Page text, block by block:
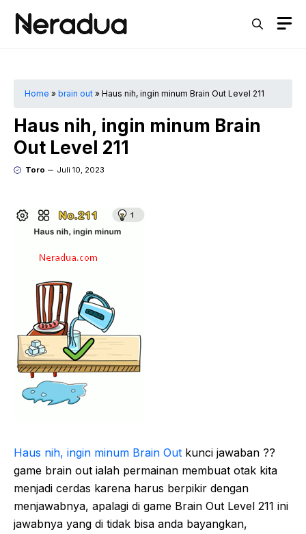
Home » brain out » Haus nih, ingin minum Brain Out Level 211
Haus nih, ingin minum Brain
Out Level 211
Toro Juli 10, 2023
Haus nih, ingin minum Brain Out kunci jawaban ??
game brain out ialah permainan membuat otak kita
menjadi cerdas karena harus berpikir dengan
menjawabnya, apalagi di game Brain Out Level 211 ini
jawabnya yang di tidak bisa anda bayangkan,